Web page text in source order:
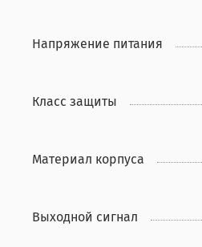
Напряжение питания
Класс защиты
Материал корпуса
Выходной сигнал